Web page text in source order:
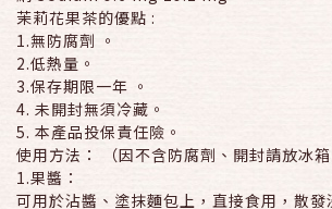
茉莉花果茶的優點 :
1.無防腐劑 。
2.低熱量。
3.保存期限一年 。
4. 未開封無須冷藏。
5. 本產品投保責任險。
使用方法： （因不含防腐劑、開封請放冰箱
1.果醬：
可用於沾醬、塗抹麵包上，直接食用，散發